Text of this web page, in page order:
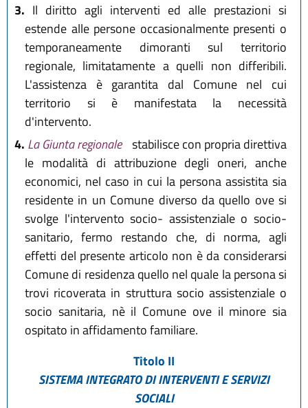
3. Il diritto agli interventi ed alle prestazioni si
estende alle persone occasionalmente presenti o
temporaneamente dimoranti sul territorio
regionale, limitatamente a quelli non differibili.
L'assistenza è garantita dal Comune nel cui
territorio si è manifestata la necessità
d'intervento.
4. La Giunta regionale stabilisce con propria direttiva
le modalità di attribuzione degli oneri, anche
economici, nel caso in cui la persona assistita sia
residente in un Comune diverso da quello ove si
svolge l'intervento socio- assistenziale o socio-
sanitario, fermo restando che, di norma, agli
effetti del presente articolo non è da considerarsi
Comune di residenza quello nel quale la persona si
trovi ricoverata in struttura socio assistenziale o
socio sanitaria, nè il Comune ove il minore sia
ospitato in affidamento familiare.
Titolo II
SISTEMA INTEGRATO DI INTERVENTI E SERVIZI
SOCIALI